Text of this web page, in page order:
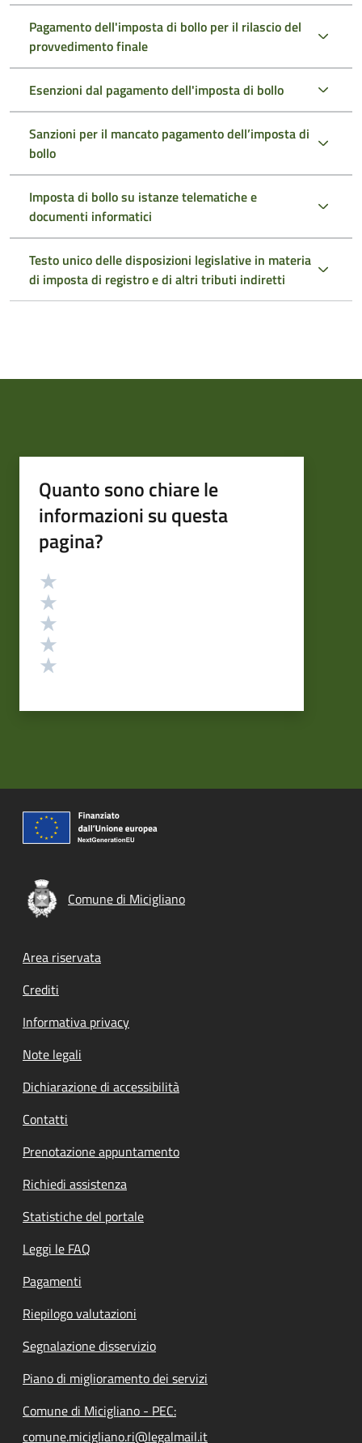
Pagamento dell'imposta di bollo per il rilascio del
provvedimento finale
Esenzioni dal pagamento dell'imposta di bollo
Sanzioni per il mancato pagamento dell’imposta di
bollo
Imposta di bollo su istanze telematiche e
documenti informatici
Testo unico delle disposizioni legislative in materia
di imposta di registro e di altri tributi indiretti
Quanto sono chiare le
informazioni su questa
pagina?
Valutazione
Comune di Micigliano
Footer menu
Area riservata
Crediti
Informativa privacy
Note legali
Dichiarazione di accessibilità
Contatti
Prenotazione appuntamento
Richiedi assistenza
Statistiche del portale
Leggi le FAQ
Pagamenti
Riepilogo valutazioni
Segnalazione disservizio
Piano di miglioramento dei servizi
Comune di Micigliano - PEC:
comune.micigliano.ri@legalmail.it